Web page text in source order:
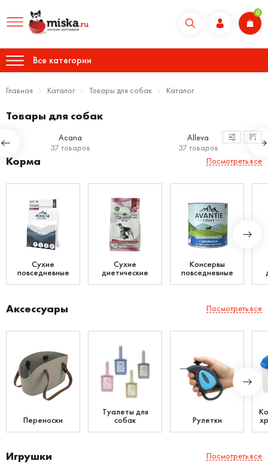
0
Все категории
Главная Каталог Товары для собак Каталог
Товары для собак
Acana
37 товаров
Alleva
37 товаров
Корма Посмотреть все
Сухие
повседневные
Сухие
диетические
Консервы
повседневные
Аксессуары Посмотреть все
Переноски
Туалеты для
собак Рулетки
Игрушки Посмотреть все